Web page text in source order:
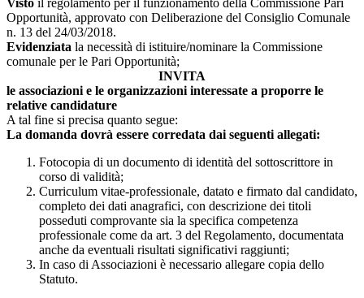
Visto il regolamento per il funzionamento della Commissione Pari
Opportunità, approvato con Deliberazione del Consiglio Comunale
n. 13 del 24/03/2018.
Evidenziata la necessità di istituire/nominare la Commissione
comunale per le Pari Opportunità;
INVITA
le associazioni e le organizzazioni interessate a proporre le
relative candidature
A tal fine si precisa quanto segue:
La domanda dovrà essere corredata dai seguenti allegati:
Fotocopia di un documento di identità del sottoscrittore in
corso di validità;
Curriculum vitae-professionale, datato e firmato dal candidato,
completo dei dati anagrafici, con descrizione dei titoli
posseduti comprovante sia la specifica competenza
professionale come da art. 3 del Regolamento, documentata
anche da eventuali risultati significativi raggiunti;
In caso di Associazioni è necessario allegare copia dello
Statuto.